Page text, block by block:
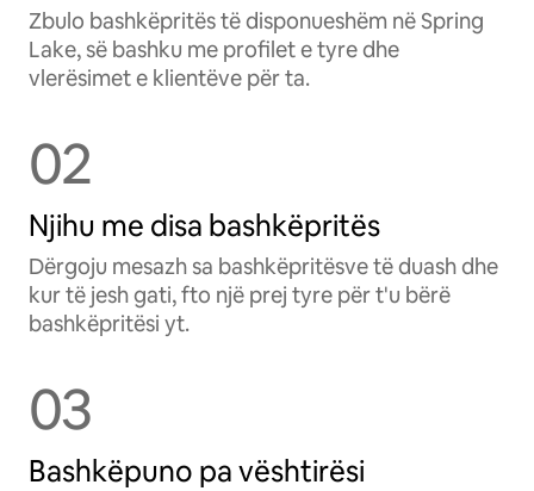
Zbulo bashkëpritës të disponueshëm në Spring
Lake, së bashku me profilet e tyre dhe
vlerësimet e klientëve për ta.
02
Njihu me disa bashkëpritës
Dërgoju mesazh sa bashkëpritësve të duash dhe
kur të jesh gati, fto një prej tyre për t'u bërë
bashkëpritësi yt.
03
Bashkëpuno pa vështirësi